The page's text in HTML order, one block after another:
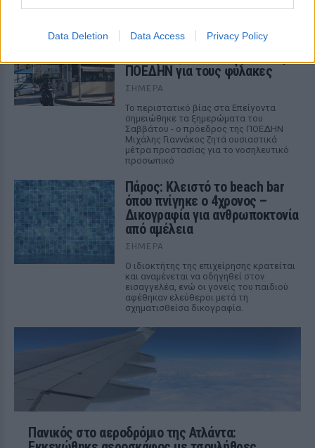
Data Deletion Data Access Privacy Policy
Επίθεση στον Ερυθρό Σταυρό:
Ασθενής χτύπησε νοσηλεύτρια
ΠΟΕΔΗΝ για τους φύλακες
ΣΉΜΕΡΑ
Το περιστατικό βίας στα Επείγοντα
σημειώθηκε τα ξημερώματα του
Σαββάτου - ο πρόεδρος της ΠΟΕΔΗΝ
Μιχάλης Γιαννάκος ζητά ουσιαστικά
μέτρα προστασίας για το νοσηλευτικό
προσωπικό
Πάρος: Κλειστό το beach bar
όπου πνίγηκε ο 4χρονος –
Δικογραφία για ανθρωποκτονία
από αμέλεια
ΣΉΜΕΡΑ
Ο ιδιοκτήτης της επιχείρησης κρατείται
και αναμένεται να οδηγηθεί στον
εισαγγελέα, ενώ οι γονείς του παιδιού
αφέθηκαν ελεύθεροι μετά τη
σχηματισθείσα δικογραφία.
Πανικός στο αεροδρόμιο της Ατλάντα: